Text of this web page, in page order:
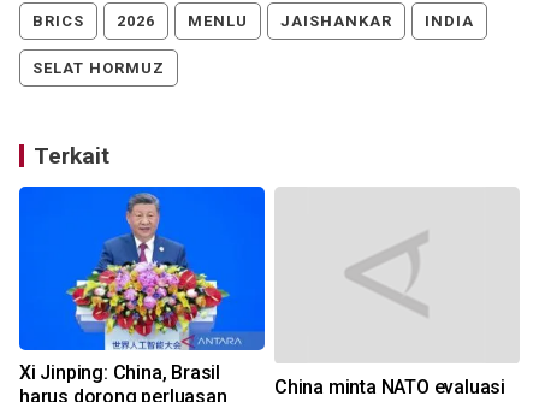
BRICS 2026 MENLU JAISHANKAR INDIA
SELAT HORMUZ
Terkait
Xi Jinping: China, Brasil
harus dorong perluasan
China minta NATO evaluasi